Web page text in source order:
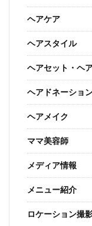
ヘアケア
ヘアスタイル
ヘアセット・ヘ
ヘアドネーショ
ヘアメイク
ママ美容師
メディア情報
メニュー紹介
ロケーション撮